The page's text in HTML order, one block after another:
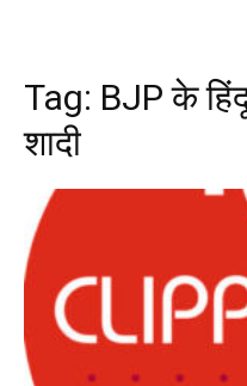
Tag: BJP के
शादी